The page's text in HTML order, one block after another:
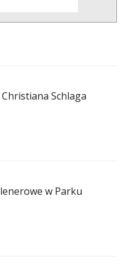
Schlaga
w Parku